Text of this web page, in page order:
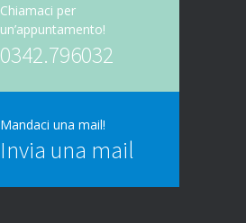
Chiamaci per
un’appuntamento!
0342.796032
Mandaci una mail!
Invia una mail